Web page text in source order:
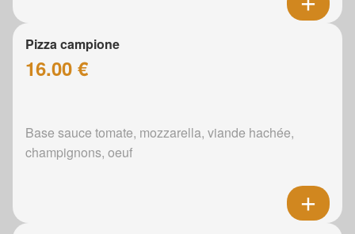
Pizza campione
16.00 €
Base sauce tomate, mozzarella, viande hachée,
champignons, oeuf